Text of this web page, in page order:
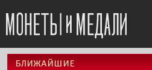
ближайшие